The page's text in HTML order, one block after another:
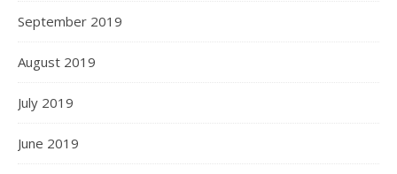
September 2019
August 2019
July 2019
June 2019